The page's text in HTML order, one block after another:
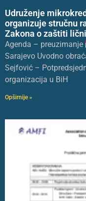
Udruženje
organizuje stručnu
Zakona o zaštiti
Agenda – preuzimanje
Sarajevo Uvodno
Sejfović –
organizacija u BiH
Opširnije »